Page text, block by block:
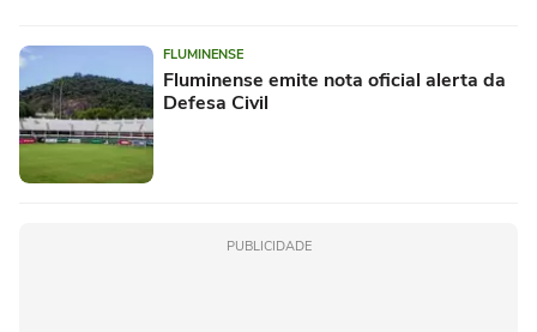
FLUMINENSE
Fluminense emite nota oficial alerta da
Defesa Civil
PUBLICIDADE